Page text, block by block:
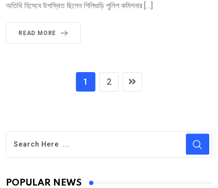
অতিথি হিসেবে উপস্থিত ছিলেন শিলিগুড়ি পুলিশ কমিশনার […]
READ MORE
1 2
POPULAR NEWS